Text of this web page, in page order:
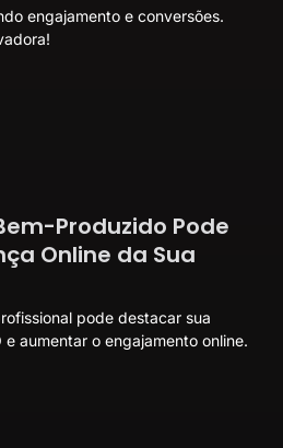
engajamento e conversões.
Produzido Pode
Online da Sua
pode destacar sua
e aumentar o engajamento online.